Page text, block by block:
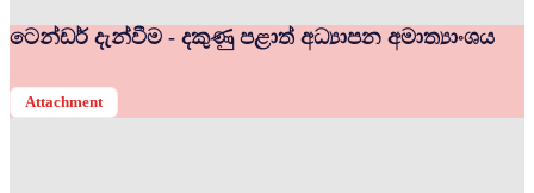
ටෙන්ඩර් දැන්වීම - දකුණු පළාත් අධ්‍යාපන අමාත්‍යාංශය
Attachment